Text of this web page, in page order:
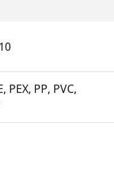
PEX, PP, PVC,